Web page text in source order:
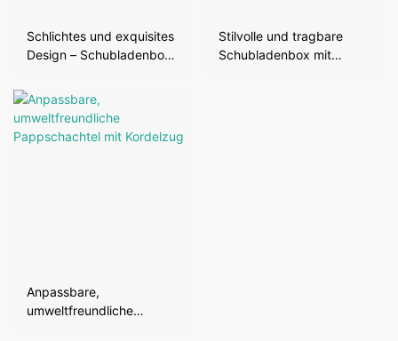
Schlichtes und exquisites
Design – Schubladenbox
aus Hanf mit Kordelzug
Stilvolle und tragbare
Schubladenbox mit
Anpassbare,
umweltfreundliche